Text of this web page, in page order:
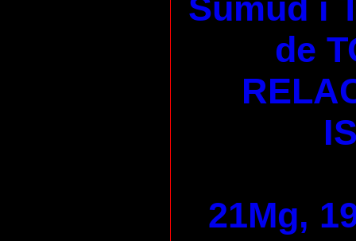
Sumud i
de
21Mg,